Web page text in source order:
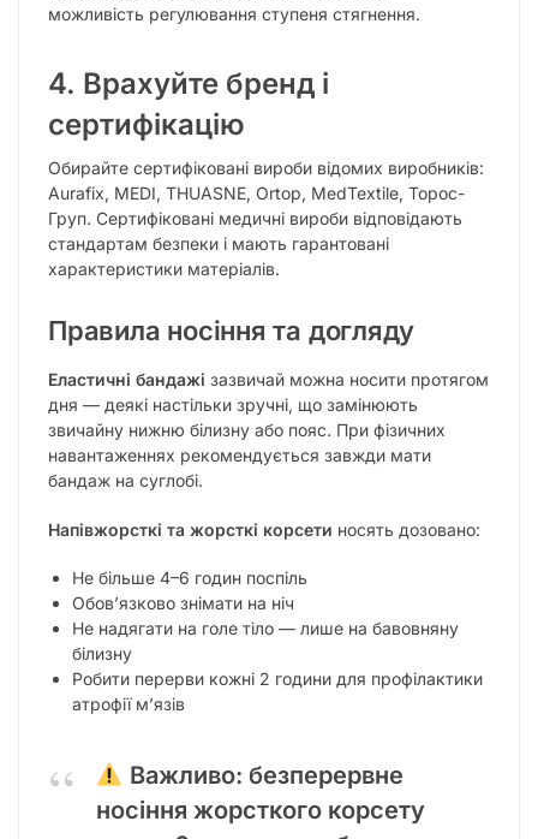
можливість регулювання ступеня стягнення.
4. Врахуйте бренд і
сертифікацію
Обирайте сертифіковані вироби відомих виробників:
Aurafix, MEDI, THUASNE, Ortop, MedTextile, Торос-
Груп. Сертифіковані медичні вироби відповідають
стандартам безпеки і мають гарантовані
характеристики матеріалів.
Правила носіння та догляду
Еластичні бандажі зазвичай можна носити протягом
дня — деякі настільки зручні, що замінюють
звичайну нижню білизну або пояс. При фізичних
навантаженнях рекомендується завжди мати
бандаж на суглобі.
Напівжорсткі та жорсткі корсети носять дозовано:
Не більше 4–6 годин поспіль
Обов’язково знімати на ніч
Не надягати на голе тіло — лише на бавовняну
білизну
Робити перерви кожні 2 години для профілактики
атрофії м’язів
Важливо: безперервне
носіння жорсткого корсету